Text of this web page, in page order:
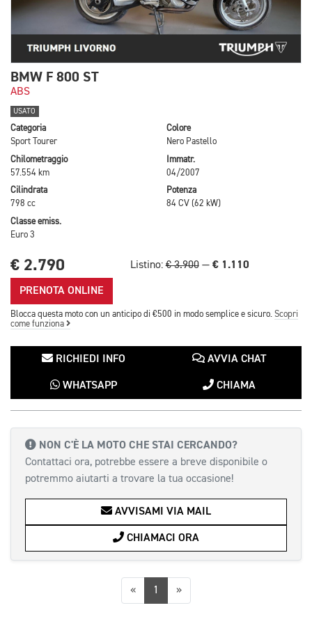
BMW F 800 ST
ABS
USATO
Categoria
Sport Tourer
Colore
Nero Pastello
Chilometraggio
57.554 km
Immatr.
04/2007
Cilindrata
798 cc
Potenza
84 CV (62 kW)
Classe emiss.
Euro 3
€ 2.790 Listino:€ 3.900 — € 1.110
PRENOTA ONLINE
Blocca questa moto con un anticipo di €500 in modo semplice e sicuro. Scopri
come funziona
RICHIEDI INFO AVVIA CHAT
WHATSAPP CHIAMA
NON C'È LA MOTO CHE STAI CERCANDO?
Contattaci ora, potrebbe essere a breve disponibile o
potremmo aiutarti a trovare la tua occasione!
AVVISAMI VIA MAIL
CHIAMACI ORA
«Precedente
1 »Successiva